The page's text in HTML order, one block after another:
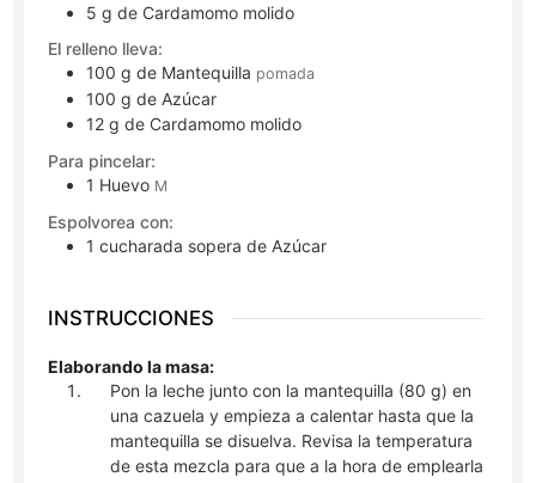
5 g de Cardamomo molido
El relleno lleva:
100 g de Mantequilla pomada
100 g de Azúcar
12 g de Cardamomo molido
Para pincelar:
1 Huevo M
Espolvorea con:
1 cucharada sopera de Azúcar
INSTRUCCIONES
Elaborando la masa:
Pon la leche junto con la mantequilla (80 g) en
una cazuela y empieza a calentar hasta que la
mantequilla se disuelva. Revisa la temperatura
de esta mezcla para que a la hora de emplearla